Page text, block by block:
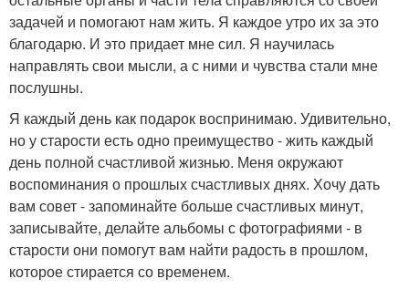
задачей и помогают нам жить. Я каждое утро их за это
благодарю. И это придает мне сил. Я научилась
направлять свои мысли, а с ними и чувства стали мне
послушны.
Я каждый день как подарок воспринимаю. Удивительно,
но у старости есть одно преимущество - жить каждый
день полной счастливой жизнью. Меня окружают
воспоминания о прошлых счастливых днях. Хочу дать
вам совет - запоминайте больше счастливых минут,
записывайте, делайте альбомы с фотографиями - в
старости они помогут вам найти радость в прошлом,
которое стирается со временем.